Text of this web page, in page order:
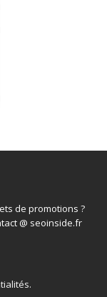
de promotions ?
@ seoinside.fr
.